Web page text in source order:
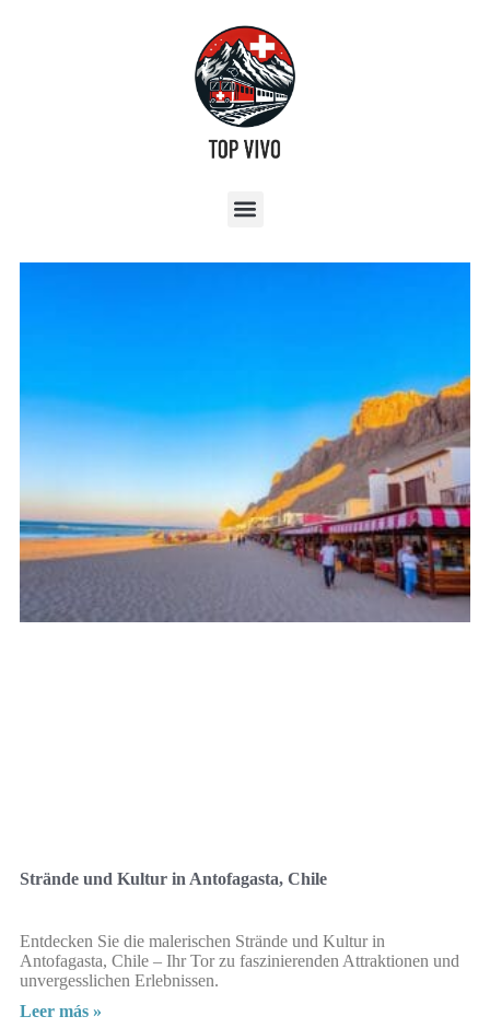
Strände und Kultur in Antofagasta, Chile
Entdecken Sie die malerischen Strände und Kultur in
Antofagasta, Chile – Ihr Tor zu faszinierenden Attraktionen und
unvergesslichen Erlebnissen.
Leer más »